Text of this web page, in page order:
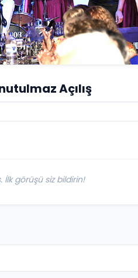
Açılış
İlk görüşü siz bildirin!